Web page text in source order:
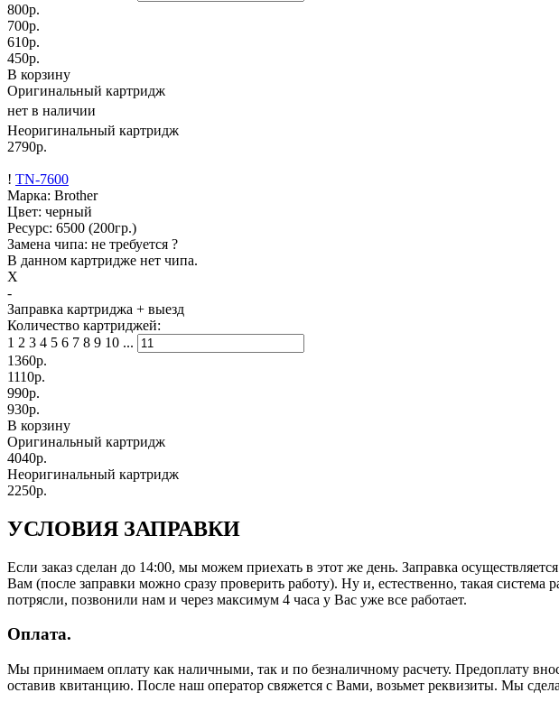
800р.
700р.
610р.
450р.
В корзину
Оригинальный картридж
нет в наличии
Неоригинальный картридж
2790р.
! TN-7600
Марка: Brother
Цвет: черный
Ресурс: 6500 (200гр.)
Замена чипа: не требуется ?
В данном картридже нет чипа.
X
-
Заправка картриджа + выезд
Количество картриджей:
1 2 3 4 5 6 7 8 9 10 ...
1360р.
1110р.
990р.
930р.
В корзину
Оригинальный картридж
4040р.
Неоригинальный картридж
2250р.
УСЛОВИЯ ЗАПРАВКИ
Если заказ сделан до 14:00, мы можем приехать в этот же день. Заправка
Вам (после заправки можно сразу проверить работу). Ну и, естественно, такая система
потрясли, позвонили нам и через максимум 4 часа у Вас уже все работает.
Оплата.
Мы принимаем оплату как наличными, так и по безналичному расчету. Предоплату
оставив квитанцию. После наш оператор свяжется с Вами, возьмет реквизиты. Мы